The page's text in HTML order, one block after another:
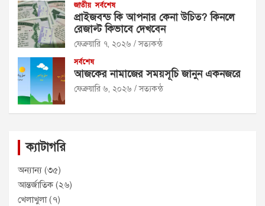
জাতীয় সর্বশেষ
প্রাইজবন্ড কি আপনার কেনা উচিত? কিনলে
রেজাল্ট কিভাবে দেখবেন
ফেব্রুয়ারি ৭, ২০২৬ সত্যকন্ঠ
সর্বশেষ
আজকের নামাজের সময়সূচি জানুন একনজরে
ফেব্রুয়ারি ৬, ২০২৬ সত্যকন্ঠ
ক্যাটাগরি
অন্যান্য (৩৫)
আন্তর্জাতিক(২৬)
খেলাখুলা(৭)